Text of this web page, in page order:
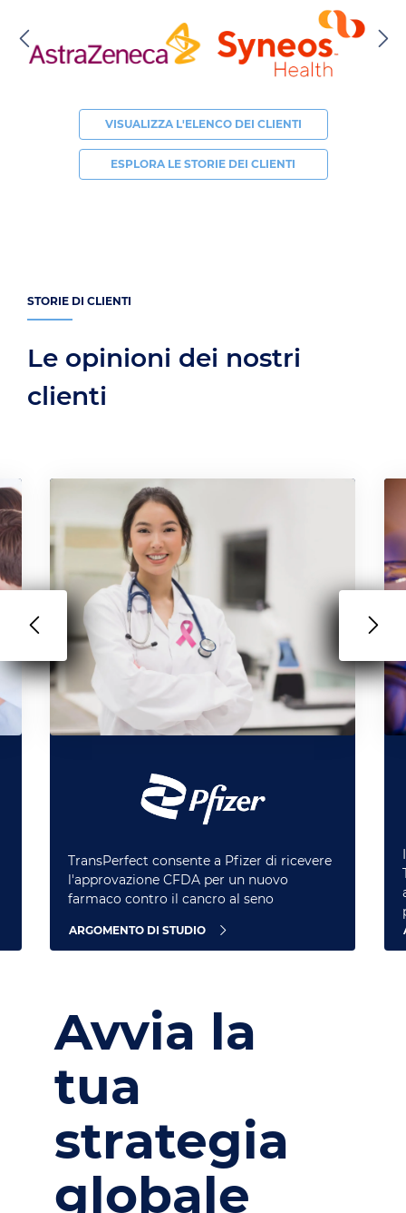
VISUALIZZA L'ELENCO DEI CLIENTI
ESPLORA LE STORIE DEI CLIENTI
STORIE DI CLIENTI
Le opinioni dei nostri
clienti
TransPerfect consente a Pfizer di ricevere
l'approvazione CFDA per un nuovo
farmaco contro il cancro al seno
ARGOMENTO DI STUDIO
Avvia la
tua
strategia
globale